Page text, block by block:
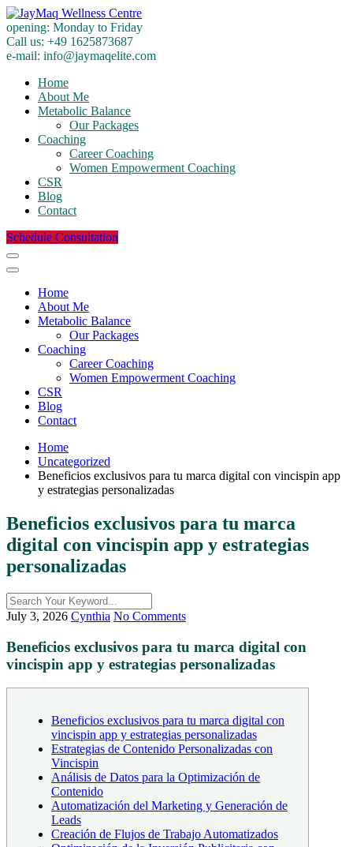
opening: Monday to Friday
Call us: +49 1625873687
e-mail: info@jaymaqelite.com
Home
About Me
Metabolic Balance
Our Packages
Coaching
Career Coaching
Women Empowerment Coaching
CSR
Blog
Contact
Schedule Consultation
Home
About Me
Metabolic Balance
Our Packages
Coaching
Career Coaching
Women Empowerment Coaching
CSR
Blog
Contact
Home
Uncategorized
Beneficios exclusivos para tu marca digital con vincispin app
y estrategias personalizadas
Beneficios exclusivos para tu marca
digital con vincispin app y estrategias
personalizadas
July 3, 2026 Cynthia No Comments
Beneficios exclusivos para tu marca digital con
vincispin app y estrategias personalizadas
Beneficios exclusivos para tu marca digital con
vincispin app y estrategias personalizadas
Estrategias de Contenido Personalizadas con
Vincispin
Análisis de Datos para la Optimización de
Contenido
Automatización del Marketing y Generación de
Leads
Creación de Flujos de Trabajo Automatizados